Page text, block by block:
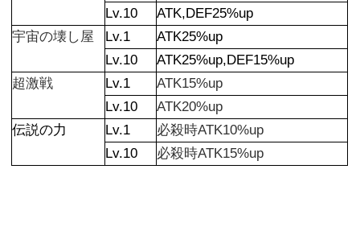
Lv.10
ATK,DEF25%up
宇宙の壊し屋
Lv.1
ATK25%up
Lv.10
ATK25%up,DEF15%up
超激戦
Lv.1
ATK15%up
Lv.10
ATK20%up
伝説の力
Lv.1
必殺時ATK10%up
Lv.10
必殺時ATK15%up